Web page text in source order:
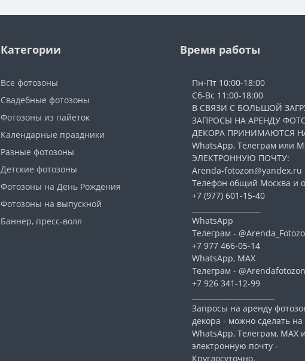
Категории
Все фотозоны
Свадебные фотозоны
Фотозоны из пайеток
Календарные праздники
Разные фотозоны
Детские фотозоны
Фотозоны на День Рождения
Фотозоны на выпускной
Баннер, пресс-волл
Время работы
Пн-Пт 10:00-18:00
Сб-Вс 11:00-18:00
В СВЯЗИ С БОЛЬШОЙ
ЗАПРОСЫ НА АРЕНДУ
ДЕКОРА ПРИНИМАЮТСЯ
WhatsApp, Телеграм или
ЭЛЕКТРОННУЮ ПОЧТУ:
Arenda-fotozon@yandex.ru
Телефон общий Москва и
+7 (977) 601-15-40
WhatsApp
Телеграм -
+7 977 466-05-14
WhatsApp, МАХ
Телеграм -
+7 926 341-12-99
Запросы на аренду
декора - можно сделать на
WhatsApp, Телеграм, МАХ
электронную почту -
Круглосуточно.